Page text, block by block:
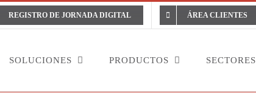
REGISTRO DE JORNADA DIGITAL ÁREA CLIENTES
SOLUCIONES PRODUCTOS SECTORES